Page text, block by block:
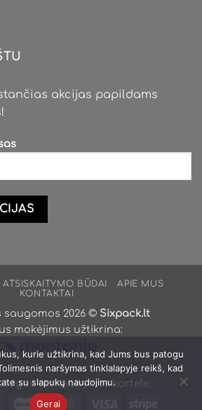
akcijas papildams
ATSISKAITYMO BŪDAI
APIE MUS
KONTAKTAI
saugomos 2026 © Sixpack.lt
mokėjimus užtikrina:
atsiskaitymas kortele:
Google Maestro
kurie užtikrina, kad Jums bus patogu
naršymas tinklalapyje reikš, kad
su slapukų naudojimu.
Gerai